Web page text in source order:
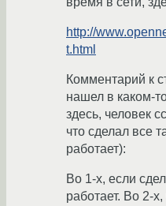
http://
t.html
Комментарий к
нашел в каком-
здесь, человек
что сделал все
работает):
Во 1-х, если
работает. Во 2-